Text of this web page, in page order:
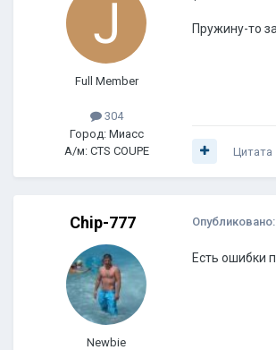
Full Member
304
Город: Миасс
А/м: CTS COUPE
Пружину-то
Цитата
Chip-777
Newbie
Опубликовано:
Есть ошибки